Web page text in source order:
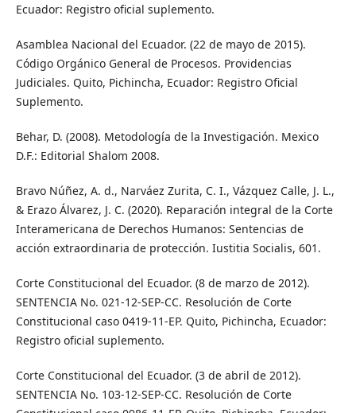
Ecuador: Registro oficial suplemento.
Asamblea Nacional del Ecuador. (22 de mayo de 2015).
Código Orgánico General de Procesos. Providencias
Judiciales. Quito, Pichincha, Ecuador: Registro Oficial
Suplemento.
Behar, D. (2008). Metodología de la Investigación. Mexico
D.F.: Editorial Shalom 2008.
Bravo Núñez, A. d., Narváez Zurita, C. I., Vázquez Calle, J. L.,
& Erazo Álvarez, J. C. (2020). Reparación integral de la Corte
Interamericana de Derechos Humanos: Sentencias de
acción extraordinaria de protección. Iustitia Socialis, 601.
Corte Constitucional del Ecuador. (8 de marzo de 2012).
SENTENCIA No. 021-12-SEP-CC. Resolución de Corte
Constitucional caso 0419-11-EP. Quito, Pichincha, Ecuador:
Registro oficial suplemento.
Corte Constitucional del Ecuador. (3 de abril de 2012).
SENTENCIA No. 103-12-SEP-CC. Resolución de Corte